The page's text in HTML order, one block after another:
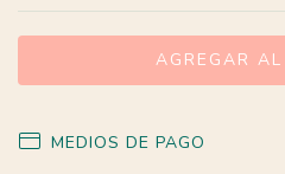
MEDIOS DE PAGO